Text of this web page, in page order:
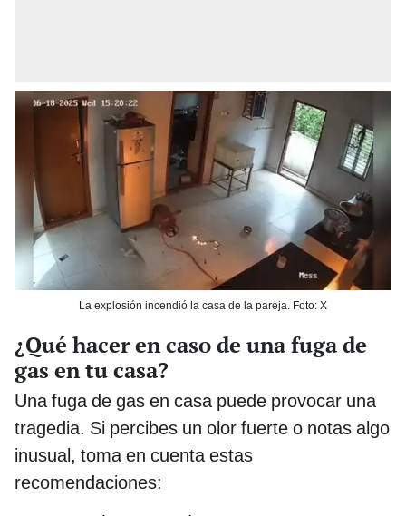
La explosión incendió la casa de la pareja. Foto: X
¿Qué hacer en caso de una fuga de
gas en tu casa?
Una fuga de gas en casa puede provocar una
tragedia. Si percibes un olor fuerte o notas algo
inusual, toma en cuenta estas
recomendaciones: